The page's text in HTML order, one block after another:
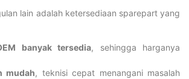
lain adalah ketersediaan sparepart yang
banyak tersedia, sehingga harganya
mudah, teknisi cepat menangani masalah